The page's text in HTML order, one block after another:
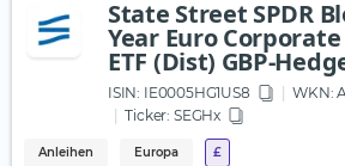
State Street SPDR
Year Euro Corporate
ETF (Dist) GBP-
ISIN: IE0005HG1US8 WKN:
Ticker: SEGHx
Anleihen Europa £